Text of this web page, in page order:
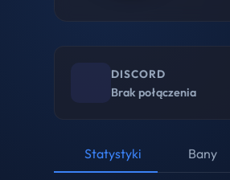
DISCORD
Brak połączenia
Statystyki Bany